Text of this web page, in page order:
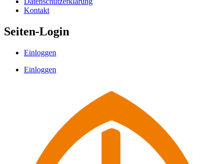
Kontakt
Seiten-Login
Einloggen
Einloggen